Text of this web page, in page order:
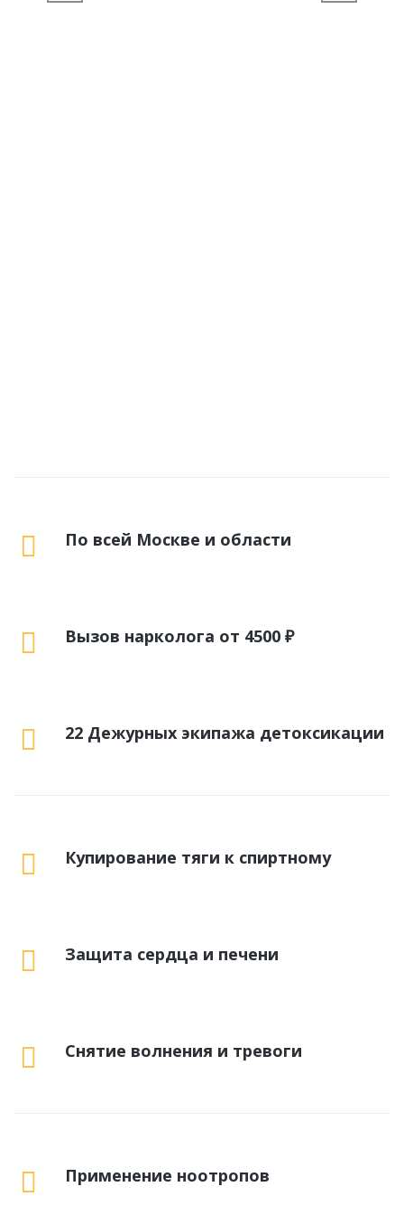
По всей Москве и области
Вызов нарколога от 4500 ₽
22 Дежурных экипажа детоксикации
Купирование тяги к спиртному
Защита сердца и печени
Снятие волнения и тревоги
Применение ноотропов